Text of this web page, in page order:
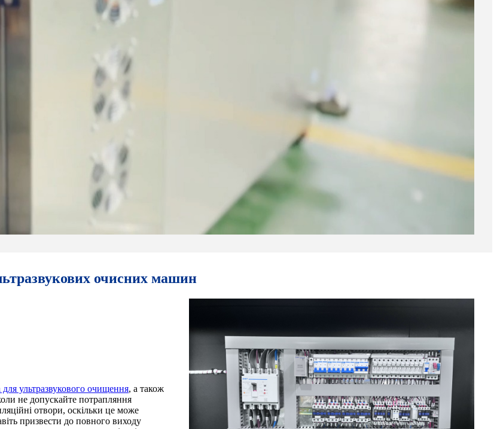
очисних машин
ультразвукового очищення, а також
не допускайте потрапляння
отвори, оскільки це може
призвести до повного виходу